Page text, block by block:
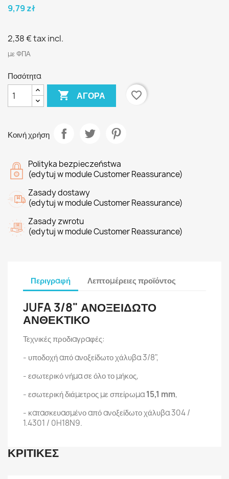
9,79 zł
2,38 €tax incl.
με ΦΠΑ
Ποσότητα
 ΑΓΟΡΆ favorite_border
Κοινή χρήση
Polityka bezpieczeństwa
(edytuj w module Customer Reassurance)
Zasady dostawy
(edytuj w module Customer Reassurance)
Zasady zwrotu
(edytuj w module Customer Reassurance)
Περιγραφή Λεπτομέρειες προϊόντος
JUFA 3/8" ΑΝΟΞΕΙΔΩΤΟ
ΑΝΘΕΚΤΙΚΟ
Τεχνικές προδιαγραφές:
- υποδοχή από ανοξείδωτο χάλυβα 3/8",
- εσωτερικό νήμα σε όλο το μήκος,
- εσωτερική διάμετρος με σπείρωμα15,1 mm,
- κατασκευασμένο από ανοξείδωτο χάλυβα 304 /
1.4301 / 0H18N9.
ΚΡΙΤΙΚΈΣ